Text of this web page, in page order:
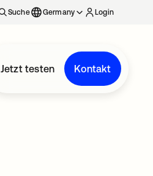
Suche Germany Login
Jetzt testen Kontakt